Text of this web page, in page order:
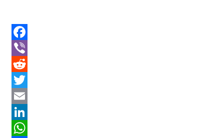
Facebook
Viber
Reddit
Twitter
Email
LinkedIn